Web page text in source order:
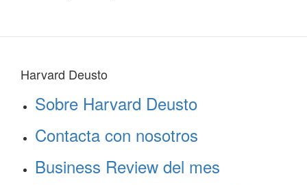
Harvard Deusto
Sobre Harvard Deusto
Contacta con nosotros
Business Review del mes